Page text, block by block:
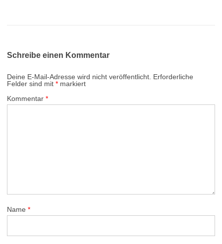
Schreibe einen Kommentar
Deine E-Mail-Adresse wird nicht veröffentlicht. Erforderliche
Felder sind mit * markiert
Kommentar *
Name *